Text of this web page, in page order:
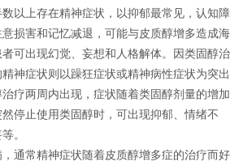
以上存在精神症状， 以抑郁最常见，认知障
损害和记忆减退，可能与皮质醇增多造成海
者可出现幻觉、妄想和人格解体。因类固醇治
神症状则以躁狂症状或精神病性症状为突出
疗两周内出现 ，症状随着类固醇剂量的增加
停止使用类固醇时，可出现抑郁、情绪不
。
通常精神症状随着皮质醇增多症的治疗而好